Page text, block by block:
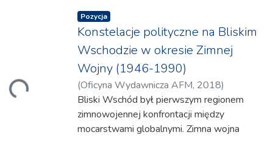
„Aussohnungsarbeit“
und konstruktiver politischer
Zusammenarbeit in Europa zu werden. Die
dem Zusammenbruch der bipolaren
europaischen Ordnung, mit der deutschen
Vereinigung
und Polens Wiedererlangung
unumschrankter nationalstaatlicher
Ładowanie...
Pozycja
Konstelacje polityczne na Bliskim
Wschodzie w okresie Zimnej
Wojny (1946-1990)
(Oficyna Wydawnicza AFM, 2018)
Zdanowski, Jerzy
Bliski Wschód był pierwszym regionem
zimnowojennej konfrontacji między
mocarstwami globalnymi. Zimna wojna